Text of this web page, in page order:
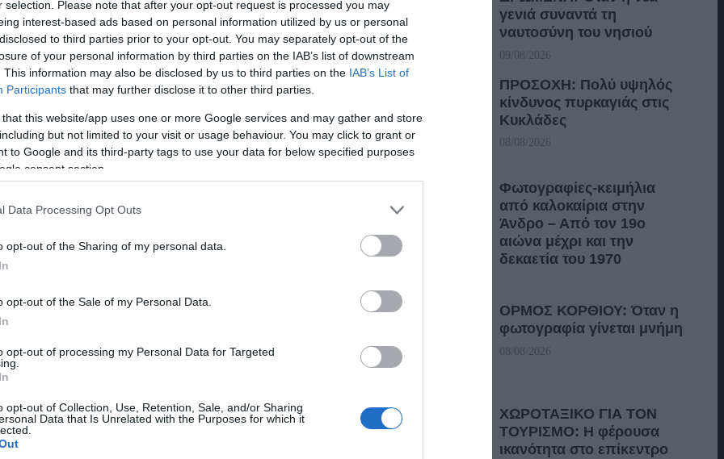
selection. Please note that after your opt-out request is processed you may
interest-based ads based on personal information utilized by us or personal
to third parties prior to your opt-out. You may separately opt-out of the
of your personal information by third parties on the IAB’s list of downstream
This information may also be disclosed by us to third parties on the IAB’s List of
Participants that may further disclose it to other third parties.
that this website/app uses one or more Google services and may gather and store
but not limited to your visit or usage behaviour. You may click to grant or
to Google and its third-party tags to use your data for below specified purposes
consent section.
Data Processing Opt Outs
opt-out of the Sharing of my personal data.
opt-out of the Sale of my Personal Data.
opt-out of processing my Personal Data for Targeted
opt-out of Collection, Use, Retention, Sale, and/or Sharing
Data that Is Unrelated with the Purposes for which it
που ήρθε στη γη, ορίζεται με βάση τον ΓΑΜΕΤΗ
είναι δύο. Ο μεγάλος το ΩΆΡΙΟ και ο μικρός το
και όχι τρίτος ούτε ενδιάμεσος τα φύλα είναι
στα σκυλιά δύο στα βατράχια, δύο και στον
ορίζεται άλλο το πως καθορίζεται. Το γράφω με
επιστήμονες.
με πολλούς τρόπους. ΠΟΛΛΟΊ ΔΡΟΜΟΙ>ΔΥΟ
Y. Στα πτηνά με τα χρωμοσώματα Z και W. Στους
Το αρσενικό ή θηλυκό το καθορίζει η
επωαση βγαίνει θηλυκό, πάνω από 30 βγαίνει
και τα θηλυκά πριν βρούμε τα χρωμοσώματα
άτομα έχω ακούσει. Σαν την Αλγερινή
τέτοια περίεργα. Τα πράγματα είναι πολύ
εγώ.
γενιά συναντά τη
ναυτοσύνη του νησιού
09/08/2026
ΠΡΟΣΟΧΗ: Πολύ υψηλός
κίνδυνος πυρκαγιάς στις
Κυκλάδες
08/08/2026
Φωτογραφίες-κειμήλια
από καλοκαίρια στην
Άνδρο – Από τον 19ο
αιώνα μέχρι και την
δεκαετία του 1970
ΟΡΜΟΣ ΚΟΡΘΙΟΥ: Όταν η
φωτογραφία γίνεται μνήμη
08/08/2026
ΧΩΡΟΤΑΞΙΚΟ ΓΙΑ ΤΟΝ
ΤΟΥΡΙΣΜΟ: Η φέρουσα
ικανότητα στο επίκεντρο